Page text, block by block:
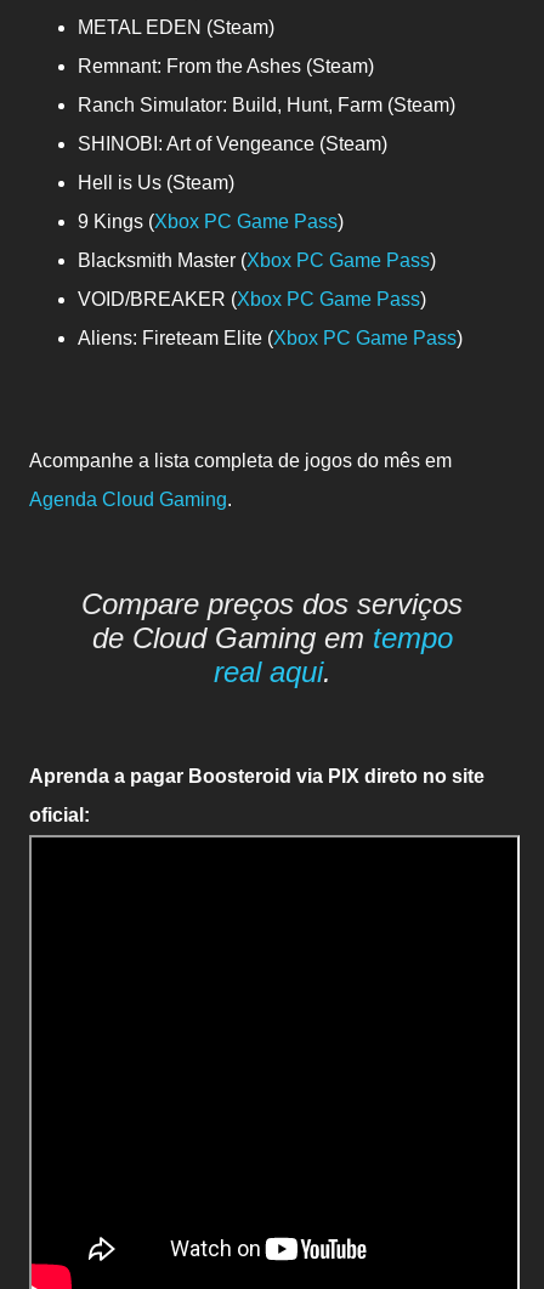
METAL EDEN (Steam)
Remnant: From the Ashes (Steam)
Ranch Simulator: Build, Hunt, Farm (Steam)
SHINOBI: Art of Vengeance (Steam)
Hell is Us (Steam)
9 Kings (Xbox PC Game Pass)
Blacksmith Master (Xbox PC Game Pass)
VOID/BREAKER (Xbox PC Game Pass)
Aliens: Fireteam Elite (Xbox PC Game Pass)
Acompanhe a lista completa de jogos do mês em
Agenda Cloud Gaming.
Compare preços dos serviços
de Cloud Gaming em tempo
real aqui.
Aprenda a pagar Boosteroid via PIX direto no site
oficial: